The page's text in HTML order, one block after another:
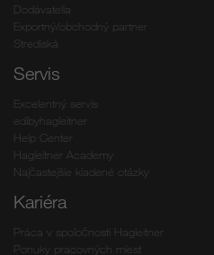
Dodávatelia
Exportný/obchodný partner
Strediská
Servis
Excelentný servis
edibyhagleitner
Help Center
Hagleitner Academy
Najčastejšie kladené otázky
Kariéra
Práca v spoločnosti Hagleitner
Ponuky pracovných miest